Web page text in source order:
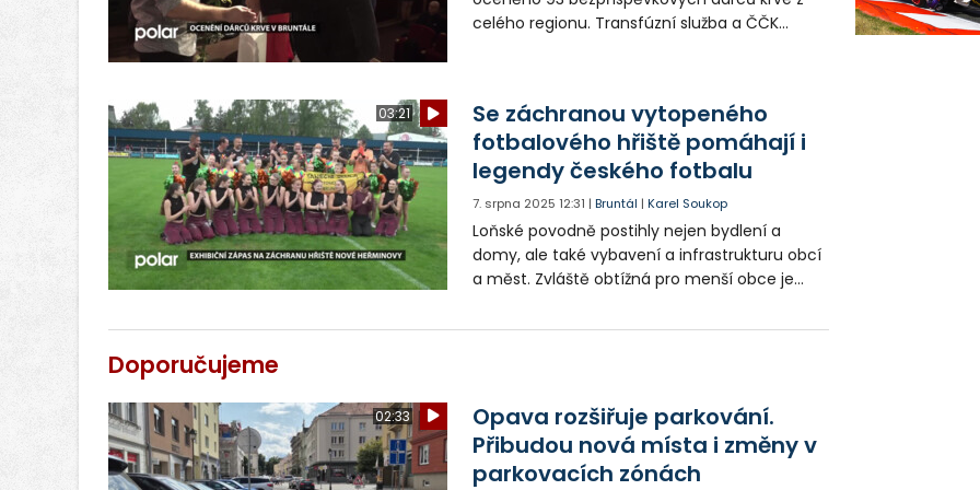
celého regionu. Transfúzní služba a ČČK
03:21
Se záchranou vytopeného
fotbalového hřiště pomáhají i
legendy českého fotbalu
7. srpna 2025 12:31 |Bruntál |Karel Soukop
Loňské povodně postihly nejen bydlení a
domy, ale také vybavení a infrastrukturu obcí
a měst. Zvláště obtížná pro menší obce je
proto vítají každou pomoc klubů a organizací
Doporučujeme
02:33
Opava rozšiřuje parkování.
Přibudou nová místa i změny v
parkovacích zónách